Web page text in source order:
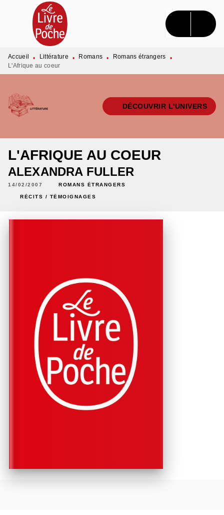
MENU RECHERCHE CONTENU
PIED DE PAGE
Accueil • Littérature • Romans • Romans étrangers
•
L'Afrique au coeur
DÉCOUVRIR L'UNIVERS
L'AFRIQUE AU COEUR
ALEXANDRA FULLER
14/02/2007 ROMANS ÉTRANGERS
RÉCITS / TÉMOIGNAGES